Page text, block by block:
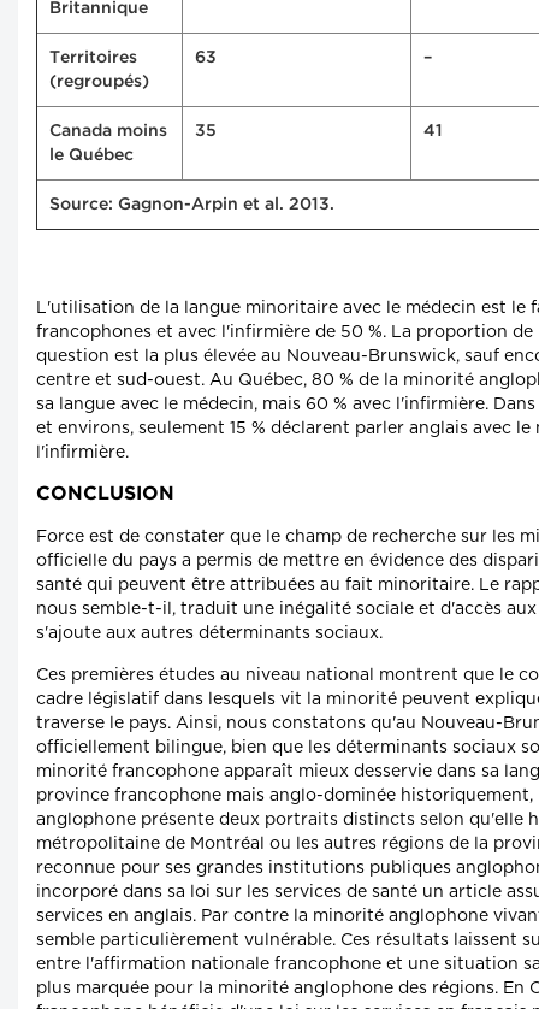
Britannique
Territoires
(regroupés)
63 –
Canada moins
le Québec
35 41
Source: Gagnon-Arpin et al. 2013.
L'utilisation de la langue minoritaire avec le médecin est le
francophones et avec l'infirmière de 50 %. La proportion
question est la plus élevée au Nouveau-Brunswick, sauf
centre et sud-ouest. Au Québec, 80 % de la minorité
sa langue avec le médecin, mais 60 % avec l'infirmière.
et environs, seulement 15 % déclarent parler anglais avec le
l'infirmière.
CONCLUSION
Force est de constater que le champ de recherche sur les
officielle du pays a permis de mettre en évidence des
santé qui peuvent être attribuées au fait minoritaire. Le
nous semble-t-il, traduit une inégalité sociale et d'accès
s'ajoute aux autres déterminants sociaux.
Ces premières études au niveau national montrent que le
cadre législatif dans lesquels vit la minorité peuvent
traverse le pays. Ainsi, nous constatons qu'au Nouveau-
officiellement bilingue, bien que les déterminants sociaux
minorité francophone apparaît mieux desservie dans sa
province francophone mais anglo-dominée
anglophone présente deux portraits distincts selon qu'elle
métropolitaine de Montréal ou les autres régions de la
reconnue pour ses grandes institutions publiques
incorporé dans sa loi sur les services de santé un article
services en anglais. Par contre la minorité anglophone
semble particulièrement vulnérable. Ces résultats laissent
entre l'affirmation nationale francophone et une situation
plus marquée pour la minorité anglophone des régions. En